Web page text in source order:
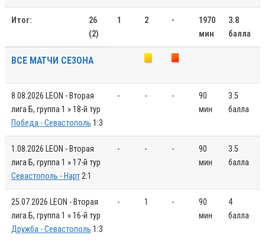
Итог:
26
(2)
1 2 -
1970
мин
3.8
балла
ВСЕ МАТЧИ СЕЗОНА
8.08.2026 LEON - Вторая
лига Б, группа 1 » 18-й тур
Победа - Севастополь 1:3
- - -
90
мин
3.5
балла
1.08.2026 LEON - Вторая
лига Б, группа 1 » 17-й тур
Севастополь - Нарт2:1
- - -
90
мин
3.5
балла
25.07.2026 LEON - Вторая
лига Б, группа 1 » 16-й тур
Дружба - Севастополь 1:3
- 1 -
90
мин
4
балла